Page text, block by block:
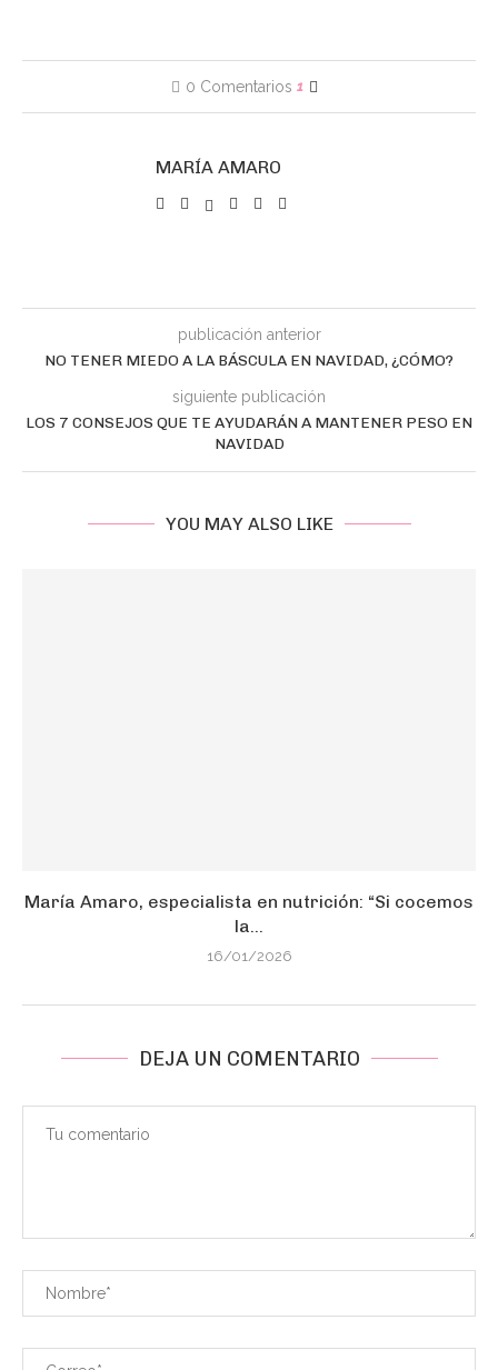
0 Comentarios 1
MARÍA AMARO
publicación anterior
NO TENER MIEDO A LA BÁSCULA EN NAVIDAD, ¿CÓMO?
siguiente publicación
LOS 7 CONSEJOS QUE TE AYUDARÁN A MANTENER PESO EN
NAVIDAD
YOU MAY ALSO LIKE
María Amaro, especialista en nutrición: “Si cocemos
la...
16/01/2026
DEJA UN COMENTARIO